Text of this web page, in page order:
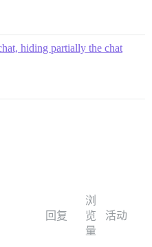
hiding partially the chat
回复
浏
览
量
活动